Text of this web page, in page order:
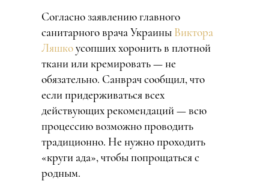
Согласно заявлению главного
санитарного врача Украины Виктора
Ляшкоусопших хоронить в плотной
ткани или кремировать — не
обязательно. Санврач сообщил, что
если придерживаться всех
действующих рекомендаций — всю
процессию возможно проводить
традиционно. Не нужно проходить
«круги ада», чтобы попрощаться с
родным.